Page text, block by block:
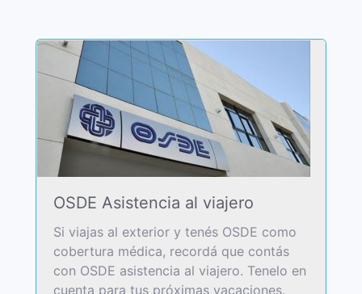
OSDE Asistencia al viajero
Si viajas al exterior y tenés OSDE como
cobertura médica, recordá que contás
con OSDE asistencia al viajero. Tenelo en
cuenta para tus próximas vacaciones.